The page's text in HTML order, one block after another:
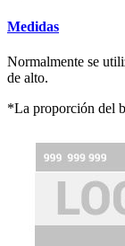
Medidas
Normalmente se
de alto.
*La proporción del